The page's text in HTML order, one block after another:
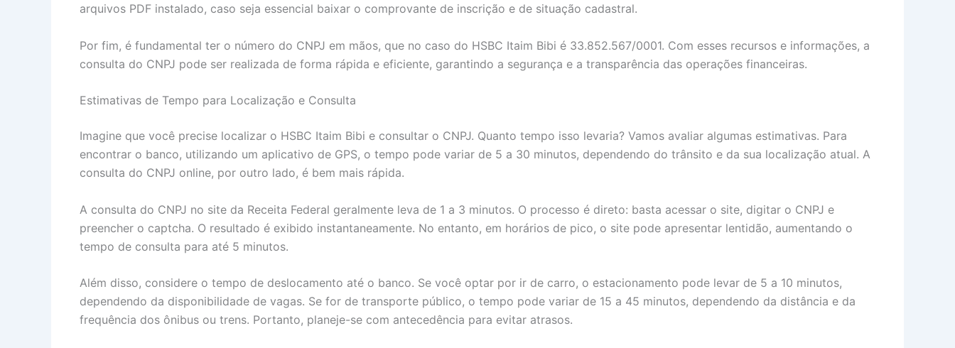
arquivos PDF instalado, caso seja essencial baixar o comprovante de inscrição e de situação cadastral.
Por fim, é fundamental ter o número do CNPJ em mãos, que no caso do HSBC Itaim Bibi é 33.852.567/0001. Com esses recursos e informações, a
consulta do CNPJ pode ser realizada de forma rápida e eficiente, garantindo a segurança e a transparência das operações financeiras.
Estimativas de Tempo para Localização e Consulta
Imagine que você precise localizar o HSBC Itaim Bibi e consultar o CNPJ. Quanto tempo isso levaria? Vamos avaliar algumas estimativas. Para
encontrar o banco, utilizando um aplicativo de GPS, o tempo pode variar de 5 a 30 minutos, dependendo do trânsito e da sua localização atual. A
consulta do CNPJ online, por outro lado, é bem mais rápida.
A consulta do CNPJ no site da Receita Federal geralmente leva de 1 a 3 minutos. O processo é direto: basta acessar o site, digitar o CNPJ e
preencher o captcha. O resultado é exibido instantaneamente. No entanto, em horários de pico, o site pode apresentar lentidão, aumentando o
tempo de consulta para até 5 minutos.
Além disso, considere o tempo de deslocamento até o banco. Se você optar por ir de carro, o estacionamento pode levar de 5 a 10 minutos,
dependendo da disponibilidade de vagas. Se for de transporte público, o tempo pode variar de 15 a 45 minutos, dependendo da distância e da
frequência dos ônibus ou trens. Portanto, planeje-se com antecedência para evitar atrasos.